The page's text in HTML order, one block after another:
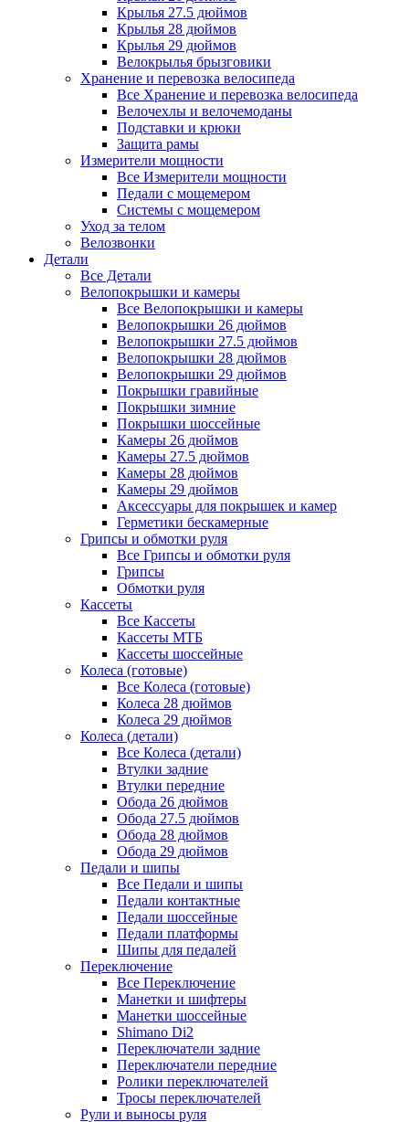
Крылья 27.5 дюймов
Крылья 28 дюймов
Крылья 29 дюймов
Велокрылья брызговики
Хранение и перевозка велосипеда
Все Хранение и перевозка велосипеда
Велочехлы и велочемоданы
Подставки и крюки
Защита рамы
Измерители мощности
Все Измерители мощности
Педали с мощемером
Системы с мощемером
Уход за телом
Велозвонки
Детали
Все Детали
Велопокрышки и камеры
Все Велопокрышки и камеры
Велопокрышки 26 дюймов
Велопокрышки 27.5 дюймов
Велопокрышки 28 дюймов
Велопокрышки 29 дюймов
Покрышки гравийные
Покрышки зимние
Покрышки шоссейные
Камеры 26 дюймов
Камеры 27.5 дюймов
Камеры 28 дюймов
Камеры 29 дюймов
Аксессуары для покрышек и камер
Герметики бескамерные
Грипсы и обмотки руля
Все Грипсы и обмотки руля
Грипсы
Обмотки руля
Кассеты
Все Кассеты
Кассеты МТБ
Кассеты шоссейные
Колеса (готовые)
Все Колеса (готовые)
Колеса 28 дюймов
Колеса 29 дюймов
Колеса (детали)
Все Колеса (детали)
Втулки задние
Втулки передние
Обода 26 дюймов
Обода 27.5 дюймов
Обода 28 дюймов
Обода 29 дюймов
Педали и шипы
Все Педали и шипы
Педали контактные
Педали шоссейные
Педали платформы
Шипы для педалей
Переключение
Все Переключение
Манетки и шифтеры
Манетки шоссейные
Shimano Di2
Переключатели задние
Переключатели передние
Ролики переключателей
Тросы переключателей
Рули и выносы руля